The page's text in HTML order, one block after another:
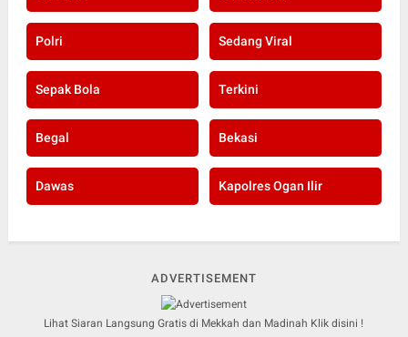
Polri Sedang Viral
Sepak Bola Terkini
Begal Bekasi
Dawas Kapolres Ogan Ilir
ADVERTISEMENT
Lihat Siaran Langsung Gratis di Mekkah dan Madinah Klik disini !